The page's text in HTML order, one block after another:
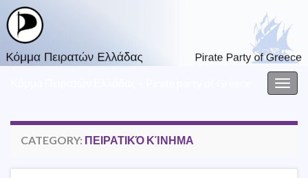
CATEGORY: ΠΕΙΡΑΤΙΚΌ ΚΊΝΗΜΑ